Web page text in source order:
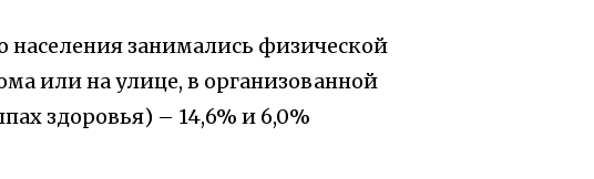
населения занимались физической
или на улице, в организованной
здоровья) – 14,6% и 6,0%